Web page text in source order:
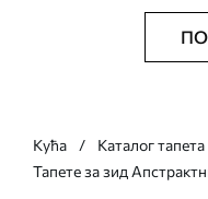
Кућа Каталог тапета
Тапете за зид